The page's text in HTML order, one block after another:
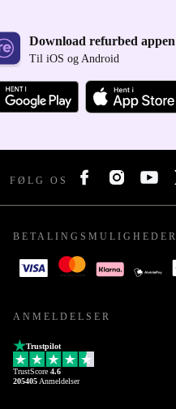
Download refurbed appen
Til iOS og Android
FØLG OS
BETALINGSMULIGHEDER
ANMELDELSER
Trustpilot
TrustScore 4.6
205405 Anmeldelser